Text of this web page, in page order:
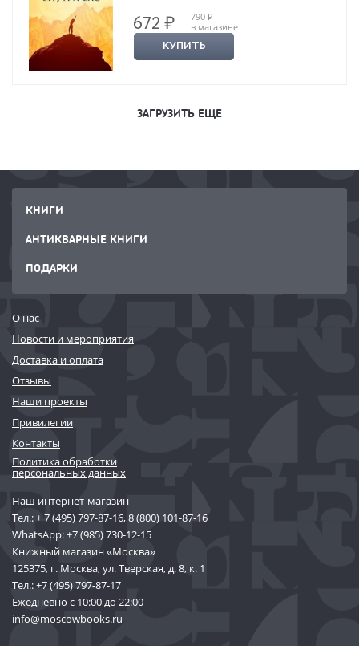
672 ₽
790 ₽
в магазине
КУПИТЬ
ЗАГРУЗИТЬ ЕЩЕ
КНИГИ
АНТИКВАРНЫЕ КНИГИ
ПОДАРКИ
О нас
Новости и мероприятия
Доставка и оплата
Отзывы
Наши проекты
Привилегии
Контакты
Политика обработки
персональных данных
Наш интернет-магазин
Тел.:+ 7 (495) 797-87-16,8 (800) 101-87-16
WhatsApp:+7 (985) 730-12-15
Книжный магазин «Москва»
125375, г. Москва, ул. Тверская, д. 8, к. 1
Тел.:+7 (495) 797-87-17
Ежедневно с 10:00 до 22:00
info@moscowbooks.ru